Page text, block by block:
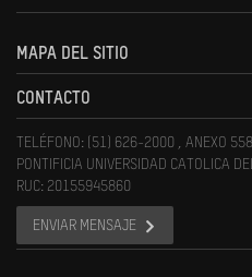
MAPA DEL SITIO
CONTACTO
TELÉFONO: (51) 626-2000 , ANEXO
PONTIFICIA UNIVERSIDAD CATOLICA
RUC: 20155945860
ENVIAR MENSAJE